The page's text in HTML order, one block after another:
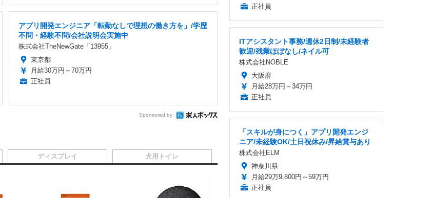
アプリ開発エンジニア「転勤なしで理想の働き方を」/学歴
不問・経験不問/会社説明会実施中
株式会社TheNewGate「13955」
東京都
月給30万円～70万円
正社員
Sponsored by
ディスプレイ 犬用トイレ
正社員
ITアシスタント事務/週休2日制/未経験者
歓迎/残業ほぼなし/ネイル可
株式会社NOBLE
大阪府
月給28万円～34万円
正社員
「スキルが身につく」アプリ開発エンジ
ニア/未経験OK/土日祝休み/昇給賞与あり
株式会社ELM
神奈川県
月給29万9,800円～59万円
正社員